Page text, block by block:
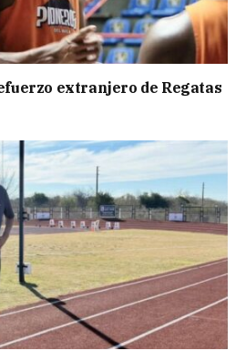
extranjero de Regatas